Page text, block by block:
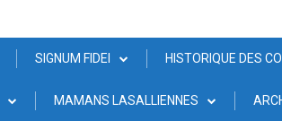
SIGNUM FIDEI HISTORIQUE DES
MAMANS LASALLIENNES